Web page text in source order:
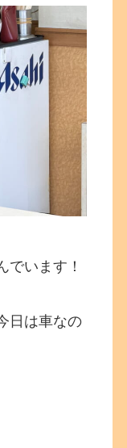
でいます！
日は車なの